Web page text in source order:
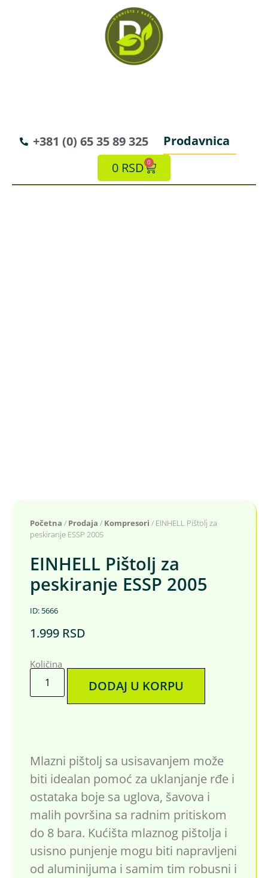
+381 (0) 65 35 89 325
Prodavnica
0 RSD 0
Početna / Prodaja / Kompresori / EINHELL Pištolj za
peskiranje ESSP 2005
EINHELL Pištolj za
peskiranje ESSP 2005
ID: 5666
1.999 RSD
Količina
DODAJ U KORPU
Mlazni pištolj sa usisavanjem može
biti idealan pomoć za uklanjanje rđe i
ostataka boje sa uglova, šavova i
malih površina sa radnim pritiskom
do 8 bara. Kućišta mlaznog pištolja i
usisno punjenje mogu biti napravljeni
od aluminijuma i samim tim robusni i